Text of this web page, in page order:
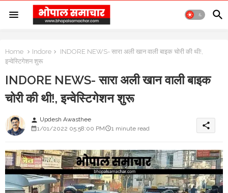
Home Indore
INDORE NEWS- सारा अली खान वाली बाइक चोरी की थी!,
इन्वेस्टिगेशन शुरू
INDORE NEWS- सारा अली खान वाली बाइक
चोरी की थी!, इन्वेस्टिगेशन शुरू
person Updesh Awasthee
1/01/2022 05:58:00 PM
1 minute read share